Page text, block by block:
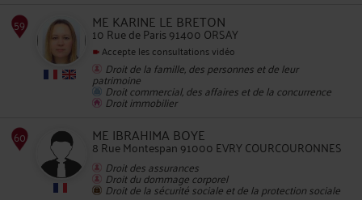
ME KARINE LE BRETON
10 Rue de Paris 91400 ORSAY
Accepte les consultations vidéo
Droit de la famille, des personnes et de leur
patrimoine
Droit commercial, des affaires et de la concurrence
Droit immobilier
ME IBRAHIMA BOYE
8 Rue Montespan 91000 EVRY COURCOURONNES
Droit des assurances
Droit du dommage corporel
Droit de la sécurité sociale et de la protection sociale